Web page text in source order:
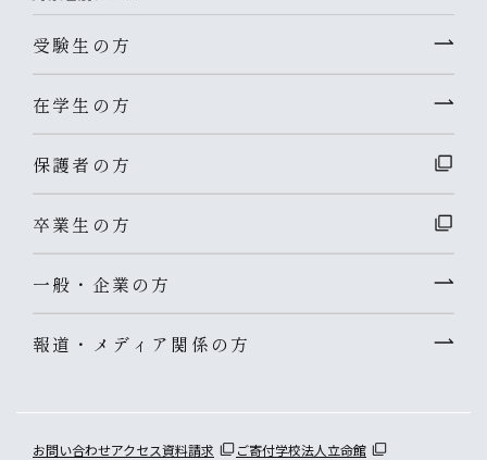
受験生の方
在学生の方
保護者の方
卒業生の方
一般・企業の方
報道・メディア関係の方
お問い合わせアクセス資料請求 ご寄付学校法人立命館